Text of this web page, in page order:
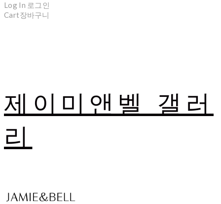
Log In 로그인
Cart장바구니
제이미앤벨 갤러
리